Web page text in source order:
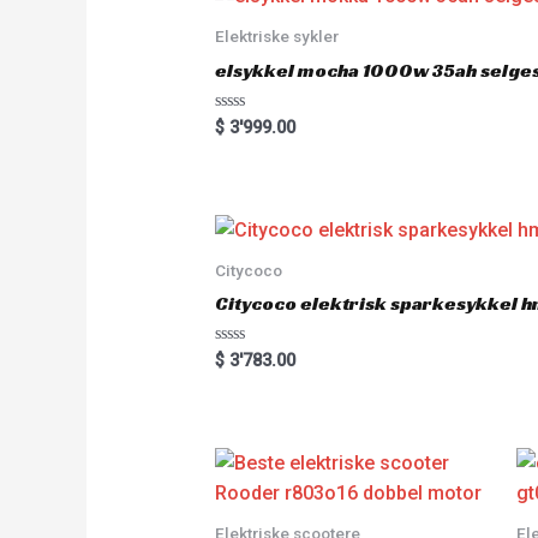
Elektriske sykler
elsykkel mocha 1000w 35ah
R
a
o
u
o
f
5
$3'999.00
Citycoco
Citycoco elektrisk sparkesykkel
R
a
o
u
t
o
5
$3'783.00
Elektriske scootere